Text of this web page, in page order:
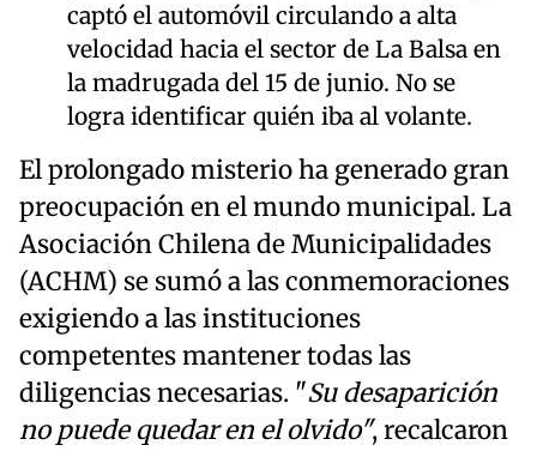
captó el automóvil circulando a alta
velocidad hacia el sector de La Balsa en
la madrugada del 15 de junio. No se
logra identificar quién iba al volante.
El prolongado misterio ha generado gran
preocupación en el mundo municipal. La
Asociación Chilena de Municipalidades
(ACHM) se sumó a las conmemoraciones
exigiendo a las instituciones
competentes mantener todas las
diligencias necesarias. "Su desaparición
no puede quedar en el olvido", recalcaron